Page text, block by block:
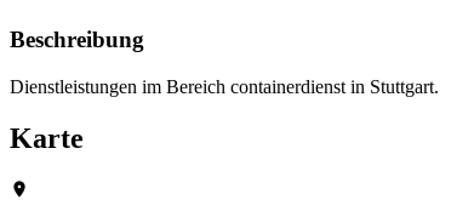
Beschreibung
Dienstleistungen im Bereich containerdienst in Stuttgart.
Karte